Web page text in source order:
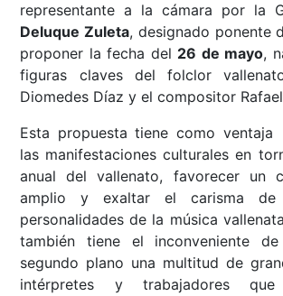
representante a la cámara por la
Deluque Zuleta, designado ponente
proponer la fecha del 26 de mayo,
figuras claves del folclor
Diomedes Díaz y el compositor
Esta propuesta tiene como ventaja
las manifestaciones culturales en
anual del vallenato, favorecer un
amplio y exaltar el carisma de
personalidades de la música
también tiene el inconveniente
segundo plano una multitud de
intérpretes y trabajadores